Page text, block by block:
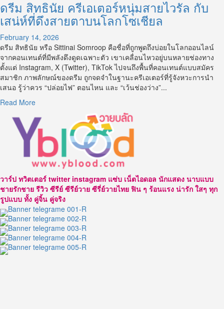
ดรีม สิทธินัย ครีเอเตอร์หนุ่มสายไวรัล กับ
เสน่ห์ที่ดึงสายตาบนโลกโซเชียล
February 14, 2026
ดรีม สิทธินัย หรือ Sittinai Somroop คือชื่อที่ถูกพูดถึงบ่อยในโลกออนไลน์
จากคอนเทนต์ที่มีพลังดึงดูดเฉพาะตัว เขาเคลื่อนไหวอยู่บนหลายช่องทาง
ตั้งแต่ Instagram, X (Twitter), TikTok ไปจนถึงพื้นที่คอนเทนต์แบบสมัคร
สมาชิก ภาพลักษณ์ของดรีม ถูกจดจำในฐานะครีเอเตอร์ที่รู้จังหวะการนำ
เสนอ รู้ว่าควร “ปล่อยไฟ” ตอนไหน และ “เว้นช่องว่าง”...
Read MoreRead
about
ดรีม
สิทธิ
นัย
ค
เอ
เตอร์
หนุ่ม
สาย
ไว
รัล
กับ
เสน่ห์
วาร์ป ทวิตเตอร์ twitter instagram แซ่บ เน็ตไอดอล นักแสดง นาบแบบ
ชายรักชาย รีวิว ซีรีย์ ซีรีย์วาย ซีรี่ย์วายไทย ฟิน ๆ ร้อนแรง น่ารัก ใสๆ ทุก
รูปแบบ ทั้ง คู่จิ้น คู่จริง